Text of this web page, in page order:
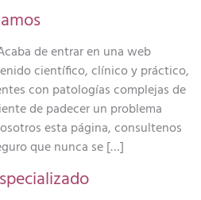
de entrar en una web
científico, clínico y práctico,
con patologías complejas de
de padecer un problema
esta página, consultenos
que nunca se […]